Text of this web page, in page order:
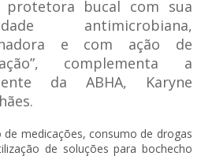
protetora bucal com sua
antimicrobiana,
e com ação de
complementa a
da ABHA, Karyne
medicações, consumo de drogas
de soluções para bochecho